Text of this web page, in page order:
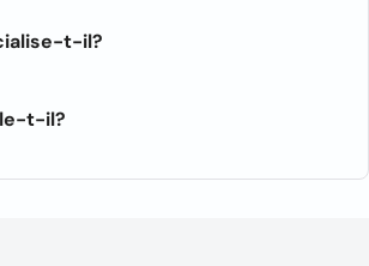
t-il?
t-il?